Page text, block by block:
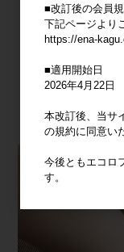
■改訂後の会員
下記ページより
https://ena-
■適用開始日
2026年4月22日
本改訂後、当サ
の規約に同意い
今後ともエコロ
す。